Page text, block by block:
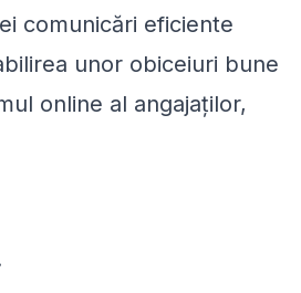
comunicări eficiente
unor obiceiuri bune
online al angajaților,